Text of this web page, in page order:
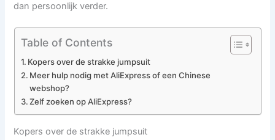
dan persoonlijk verder.
Table of Contents
Kopers over de strakke jumpsuit
Meer hulp nodig met AliExpress of een Chinese
webshop?
Zelf zoeken op AliExpress?
Kopers over de strakke jumpsuit